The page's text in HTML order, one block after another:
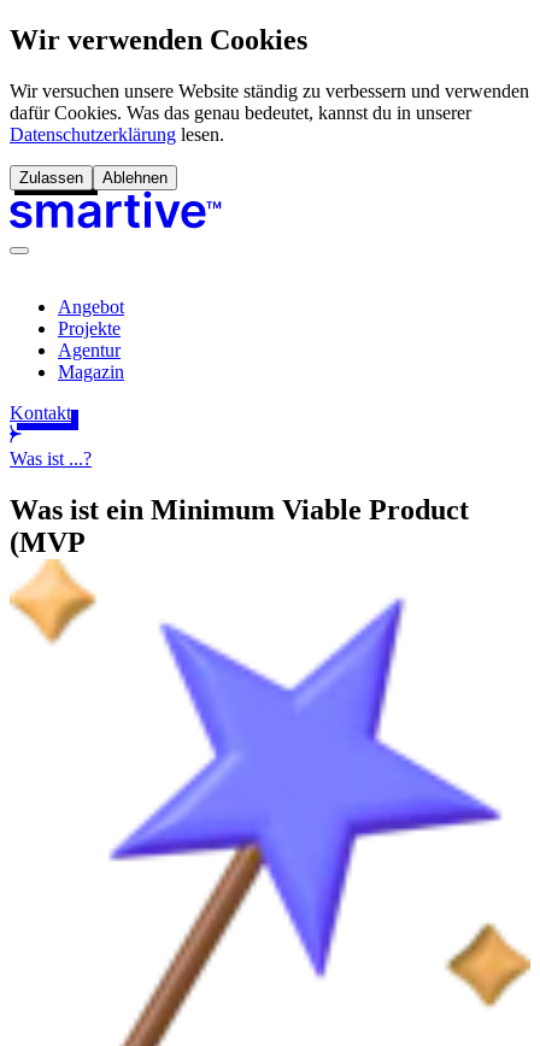
Wir verwenden Cookies
Wir versuchen unsere Website ständig zu verbessern und verwenden
dafür Cookies. Was das genau bedeutet, kannst du in unserer
Datenschutzerklärung lesen.
Zulassen Ablehnen
Angebot
Projekte
Agentur
Magazin
Kontakt
Was ist ...?
Was ist ein Minimum Viable Product
(MVP